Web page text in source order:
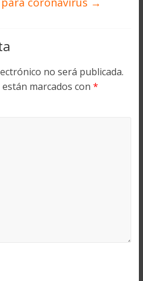
no será publicada.
marcados con *